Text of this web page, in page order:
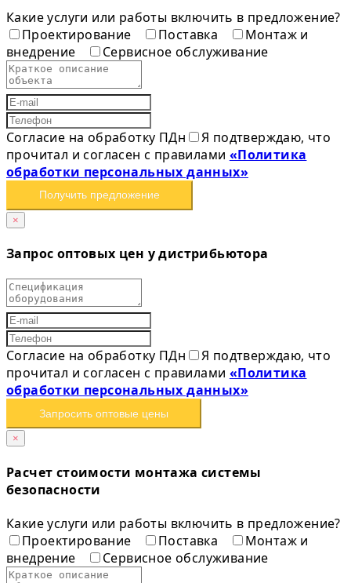
Какие услуги или работы включить в предложение?
Проектирование
Поставка
Монтаж и
внедрение
Сервисное обслуживание
Согласие на обработку ПДн
Я подтверждаю, что
прочитал и согласен с правилами «Политика
обработки персональных данных»
Получить предложение
×
Запрос оптовых цен у дистрибьютора
Согласие на обработку ПДн
Я подтверждаю, что
прочитал и согласен с правилами «Политика
обработки персональных данных»
Запросить оптовые цены
×
Расчет стоимости монтажа системы
безопасности
Какие услуги или работы включить в предложение?
Проектирование
Поставка
Монтаж и
внедрение
Сервисное обслуживание